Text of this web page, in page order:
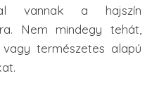
vannak a hajszín
Nem mindegy tehát,
természetes alapú